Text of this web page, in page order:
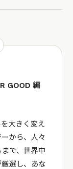
GOOD 編
大きく変え
から、人々
で、世界中
選し、あな